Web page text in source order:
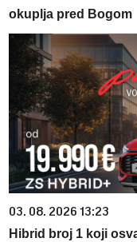
okuplja pred Bogom
03. 08. 2026 13:23
Hibrid broj 1 koji